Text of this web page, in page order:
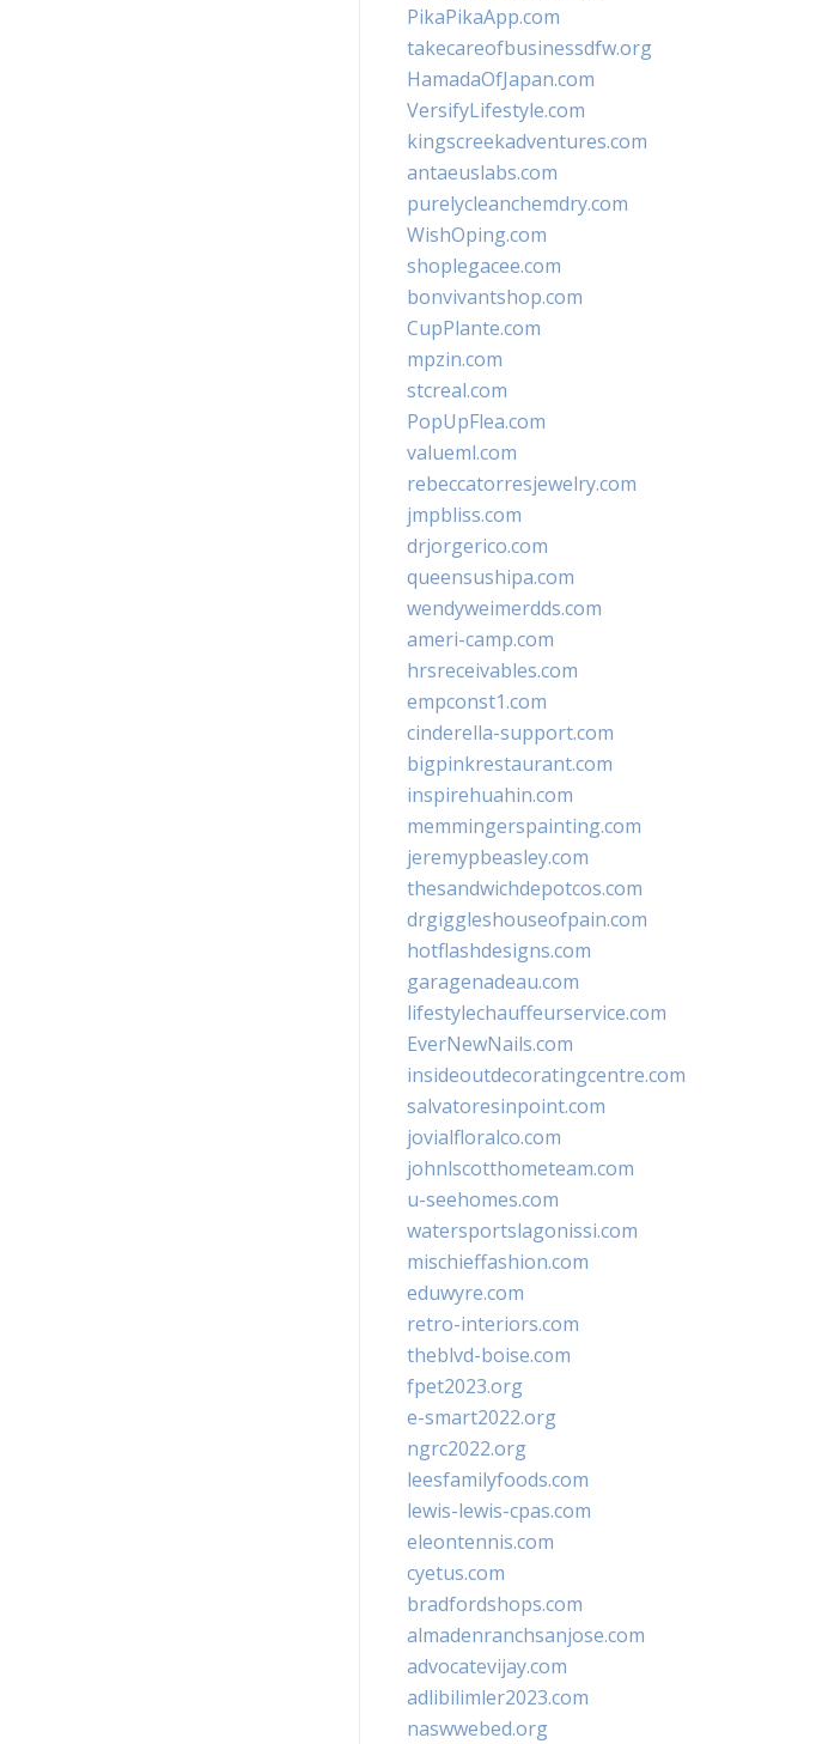
PikaPikaApp.com
takecareofbusinessdfw.org
HamadaOfJapan.com
VersifyLifestyle.com
kingscreekadventures.com
antaeuslabs.com
purelycleanchemdry.com
WishOping.com
shoplegacee.com
bonvivantshop.com
CupPlante.com
mpzin.com
stcreal.com
PopUpFlea.com
valueml.com
rebeccatorresjewelry.com
jmpbliss.com
drjorgerico.com
queensushipa.com
wendyweimerdds.com
ameri-camp.com
hrsreceivables.com
empconst1.com
cinderella-support.com
bigpinkrestaurant.com
inspirehuahin.com
memmingerspainting.com
jeremypbeasley.com
thesandwichdepotcos.com
drgiggleshouseofpain.com
hotflashdesigns.com
garagenadeau.com
lifestylechauffeurservice.com
EverNewNails.com
insideoutdecoratingcentre.com
salvatoresinpoint.com
jovialfloralco.com
johnlscotthometeam.com
u-seehomes.com
watersportslagonissi.com
mischieffashion.com
eduwyre.com
retro-interiors.com
theblvd-boise.com
fpet2023.org
e-smart2022.org
ngrc2022.org
leesfamilyfoods.com
lewis-lewis-cpas.com
eleontennis.com
cyetus.com
bradfordshops.com
almadenranchsanjose.com
advocatevijay.com
adlibilimler2023.com
naswwebed.org